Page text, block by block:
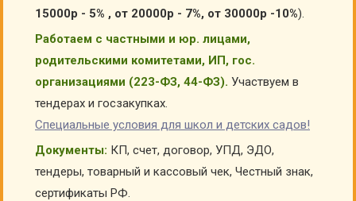
15000р - 5% , от 20000р - 7%, от 30000р -10%).
Работаем с частными и юр. лицами,
родительскими комитетами, ИП, гос.
организациями (223-ФЗ, 44-ФЗ). Участвуем в
тендерах и госзакупках.
Специальные условия для школ и детских садов!
Документы: КП, счет, договор, УПД, ЭДО,
тендеры, товарный и кассовый чек, Честный знак,
сертификаты РФ.